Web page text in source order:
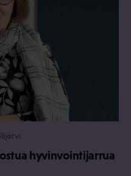
hyvinvointijarrua